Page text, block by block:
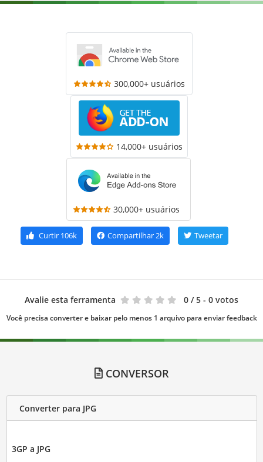
300,000+ usuários
14,000+ usuários
30,000+ usuários
Curtir 106k Compartilhar2k Tweetar
Avalie esta ferramenta 0 / 5 - 0 votos
Você precisa converter e baixar pelo menos 1 arquivo para enviar feedback
CONVERSOR
Converter para JPG
3GP a JPG